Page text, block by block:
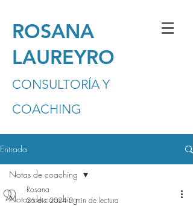
ROSANA
LAUREYRO
CONSULTORÍA Y
COACHING
Entrada
Notas de coaching
Notas de coaching
Rosana
26 dic 2024 2 min de lectura